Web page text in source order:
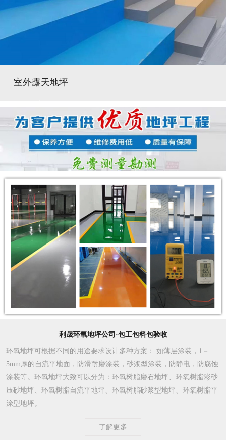
室外露天地坪
利晟环氧地坪公司·包工包料包验收
环氧地坪可根据不同的用途要求设计多种方案 ： 如薄层涂装，1－
5mm厚的自流平地面，防滑耐磨涂装，砂浆型涂装，防静电，防腐蚀
涂装等。环氧地坪大致可以分为：环氧树脂磨石地坪、环氧树脂彩砂
压砂地坪、环氧树脂自流平地坪、环氧树脂砂浆型地坪、环氧树脂平
涂型地坪。
了解更多